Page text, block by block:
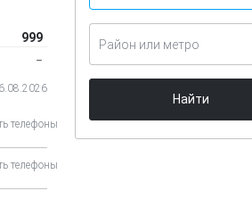
999
‒
телефоны
телефоны
Район или метро
Найти